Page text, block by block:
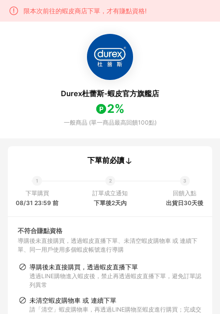
限本次前往的蝦皮商店下單，才有賺點資格!
Durex杜蕾斯-蝦皮官方旗艦店
2%
一般商品 (單一商品最高回饋100點)
下單前必讀
下單購買
08/31 23:59 前
訂單成立通知
下單後2天內
回饋入點
出貨日30天後
不符合賺點資格
導購後未直接購買，透過蝦皮直播下單
未清空蝦皮購物車 或 連續下
單
同一用戶使用多個蝦皮帳號進行導購
導購後未直接購買，透過蝦皮直播下單
透過LINE購物進入蝦皮後，禁止再透過蝦皮直播下單，避免訂單認
列異常
未清空蝦皮購物車 或 連續下單
請「清空」蝦皮購物車，再透過LINE購物至蝦皮進行購買；完成交